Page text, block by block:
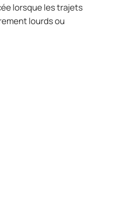
lorsque les trajets
lourds ou